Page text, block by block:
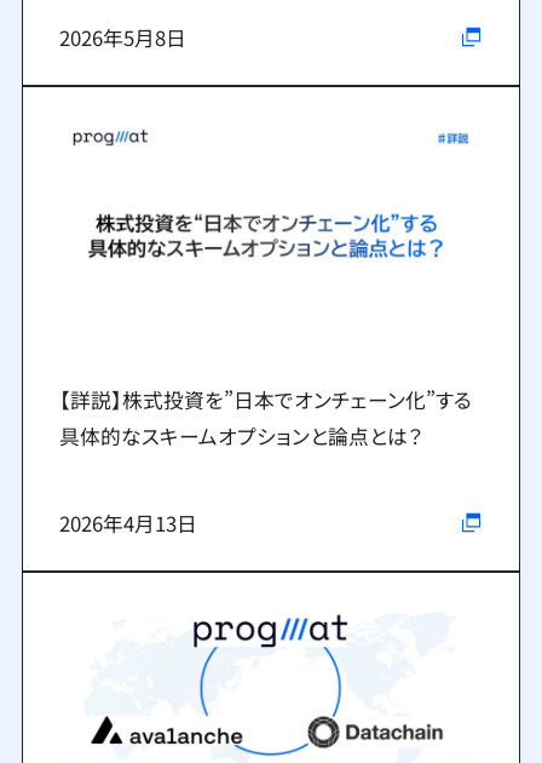
2026年5月8日
【詳説】株式投資を”日本でオンチェーン化”する
具体的なスキームオプションと論点とは？
2026年4月13日